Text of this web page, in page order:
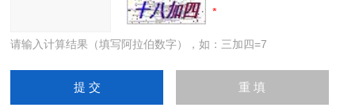
请输入计算结果（填写阿拉伯数字），如：三加四=7